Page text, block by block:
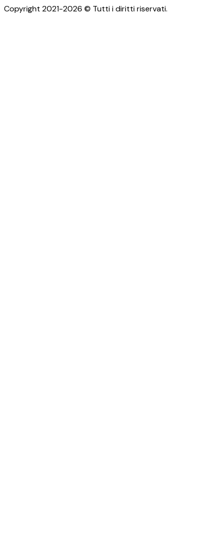
Copyright 2021-2026 © Tutti i diritti riservati.